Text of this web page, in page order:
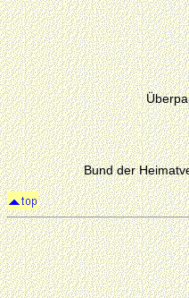
Bund der